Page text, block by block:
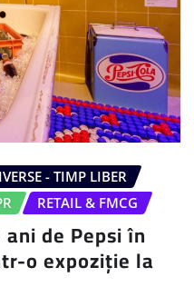
- TIMP LIBER
RETAIL & FMCG
de Pepsi în
o expoziție la